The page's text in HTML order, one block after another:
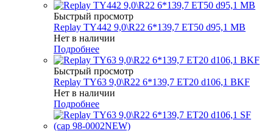
Быстрый просмотр
Replay TY442 9,0\R22 6*139,7 ET50 d95,1 MB
Нет в наличии
Подробнее
Быстрый просмотр
Replay TY63 9,0\R22 6*139,7 ET20 d106,1 BKF
Нет в наличии
Подробнее